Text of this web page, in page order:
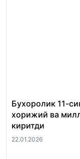
Бухоролик 11-
хорижий ва
киритди
22.01.2026